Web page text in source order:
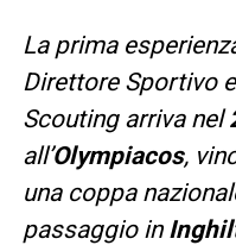
La prima
Direttore Sportivo
Scouting arriva nel
all’Olympiacos,
una coppa
passaggio in